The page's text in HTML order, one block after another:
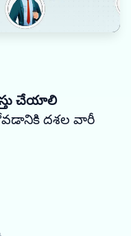
చేయాలి
దశల వారీ